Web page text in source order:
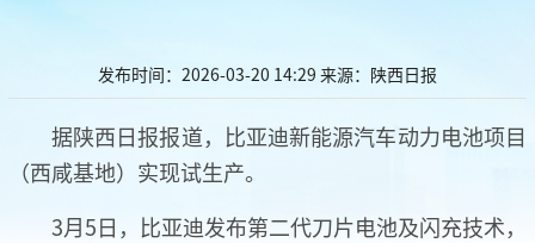
发布时间：2026-03-20 14:29 来源：陕西日报
据陕西日报报道，比亚迪新能源汽车动力电池项目
（西咸基地）实现试生产。
3月5日，比亚迪发布第二代刀片电池及闪充技术，